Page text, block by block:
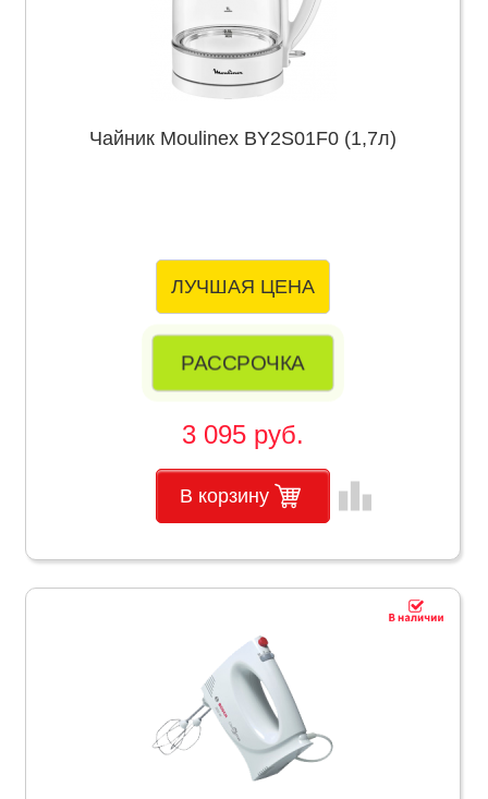
Чайник Moulinex BY2S01F0 (1,7л)
ЛУЧШАЯ ЦЕНА
РАССРОЧКА
3 095 руб.
В корзину leaderboard